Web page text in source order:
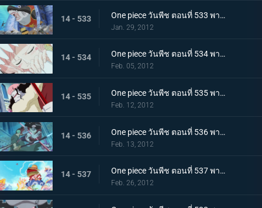
14 - 533 One piece วันพีช ตอนที่ 533 พากย์ไทย สถานการณ์ฉุกเฉิน! วังริวงูถูกยึด
Jan. 29, 2012
14 - 534 One piece วันพีช ตอนที่ 534 พากย์ไทย วังริวงูสั่นสะเทือน! ชิราโฮชิถูกลักพาตัว
Feb. 05, 2012
14 - 535 One piece วันพีช ตอนที่ 535 พากย์ไทย โฮดี้บุกจู่โจม แผนการล้างแค้นเริ่มขึ้นแล้ว
Feb. 12, 2012
14 - 536 One piece วันพีช ตอนที่ 536 พากย์ไทย ศึกตัดสินในวังริวงู! โซโล ปะทะ โฮดี้!
Feb. 13, 2012
14 - 537 One piece วันพีช ตอนที่ 537 พากย์ไทย ปกป้องชิราโฮชิ การไล่ล่าของเด็คเค่น
Feb. 26, 2012